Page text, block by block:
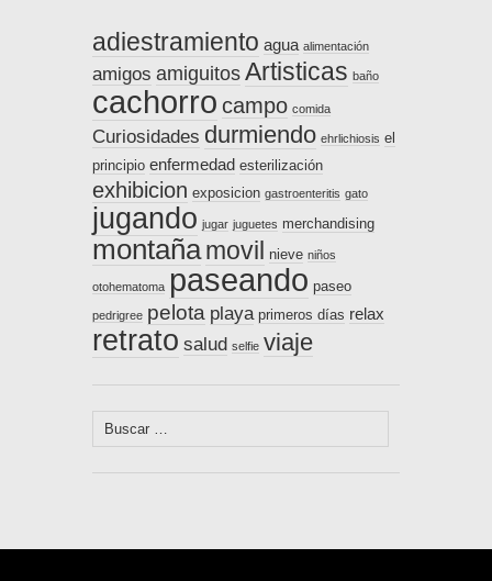
adiestramiento agua alimentación
amigos amiguitos Artisticas baño
cachorro campo comida
Curiosidades durmiendo ehrlichiosis el
principio enfermedad esterilización
exhibicion exposicion gastroenteritis gato
jugando jugar juguetes merchandising
montañamovil nieve niños
otohematoma paseando paseo
pedrigree pelota playa primeros días relax
retrato salud selfie viaje
Buscar: